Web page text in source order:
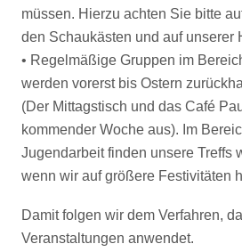
müssen. Hierzu achten Sie bitte
den Schaukästen und auf unserer
• Regelmäßige Gruppen im
werden vorerst bis Ostern
(Der Mittagstisch und das Café
kommender Woche aus). Im
Jugendarbeit finden unsere Treffs
wenn wir auf größere Festivitäten
Damit folgen wir dem Verfahren,
Veranstaltungen anwendet.